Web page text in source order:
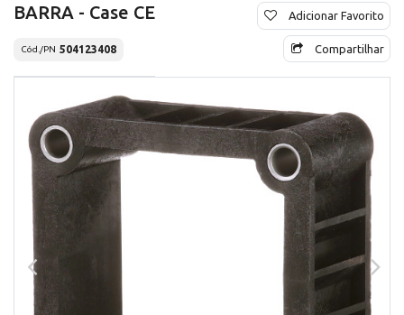
BARRA - Case CE
Cód./PN 504123408
Adicionar Favorito
Compartilhar